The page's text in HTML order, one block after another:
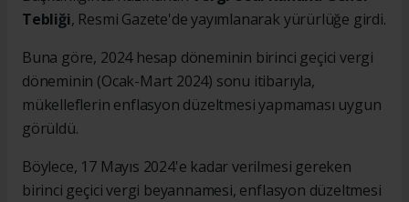
Tebliği, Resmi Gazete'de yayımlanarak yürürlüğe girdi.
Buna göre, 2024 hesap döneminin birinci geçici vergi
döneminin (Ocak-Mart 2024) sonu itibarıyla,
mükelleflerin enflasyon düzeltmesi yapmaması uygun
görüldü.
Böylece, 17 Mayıs 2024'e kadar verilmesi gereken
birinci geçici vergi beyannamesi, enflasyon düzeltmesi